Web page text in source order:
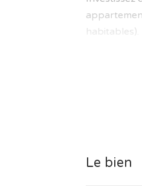
habitables).
Il se
Avec au
et salle à
Le bien